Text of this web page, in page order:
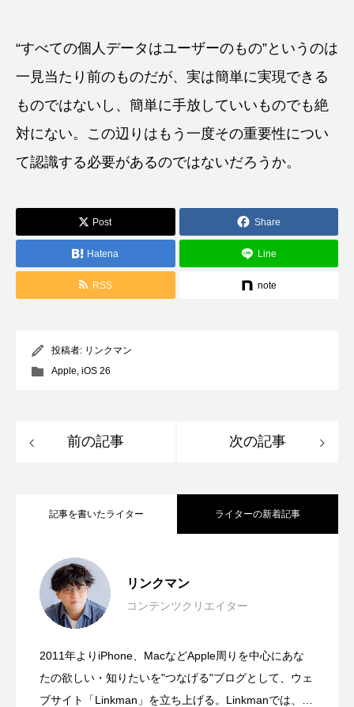
“すべての個人データはユーザーのもの”というのは
一見当たり前のものだが、実は簡単に実現できる
ものではないし、簡単に手放していいものでも絶
対にない。この辺りはもう一度その重要性につい
て認識する必要があるのではないだろうか。
Post Share
Hatena Line
RSS note
投稿者: リンクマン
Apple iOS 26
前の記事 次の記事
記事を書いたライター ライターの新着記事
リンクマン
コンテンツクリエイター
2011年よりiPhone、MacなどApple周りを中心にあな
たの欲しい・知りたいを"つなげる"ブログとして、ウェ
ブサイト「Linkman」を立ち上げる。Linkmanでは、主
2026.08.08
は？
2026.07.27
オープンキャンパスに1日限りの特別な
2026.07.09 発想の転換が面白い！紙にもiPadにも、